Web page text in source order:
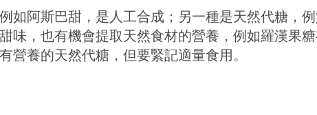
如阿斯巴甜，是人工合成；另一種是天然代糖，例
味，也有機會提取天然食材的營養，例如羅漢果
養的天然代糖，但要緊記適量食用。